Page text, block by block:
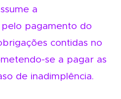
a
pagamento do
contidas no
se a pagar as
de inadimplência.